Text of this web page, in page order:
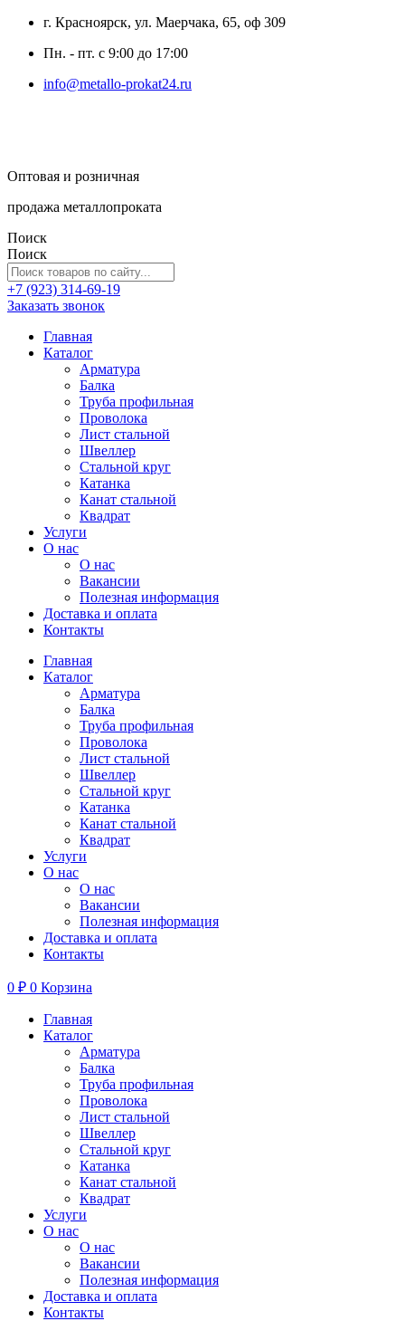
г. Красноярск, ул. Маерчака, 65, оф 309
Пн. - пт. с 9:00 до 17:00
info@metallo-prokat24.ru
Оптовая и розничная
продажа металлопроката
Поиск
Поиск
+7 (923) 314-69-19
Заказать звонок
Главная
Каталог
Арматура
Балка
Труба профильная
Проволока
Лист стальной
Швеллер
Стальной круг
Катанка
Канат стальной
Квадрат
Услуги
О нас
О нас
Вакансии
Полезная информация
Доставка и оплата
Контакты
Главная
Каталог
Арматура
Балка
Труба профильная
Проволока
Лист стальной
Швеллер
Стальной круг
Катанка
Канат стальной
Квадрат
Услуги
О нас
О нас
Вакансии
Полезная информация
Доставка и оплата
Контакты
0 ₽ 0 Корзина
Главная
Каталог
Арматура
Балка
Труба профильная
Проволока
Лист стальной
Швеллер
Стальной круг
Катанка
Канат стальной
Квадрат
Услуги
О нас
О нас
Вакансии
Полезная информация
Доставка и оплата
Контакты